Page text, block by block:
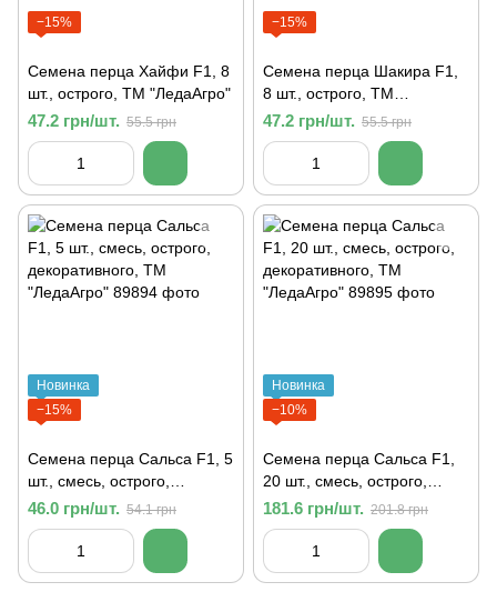
−15%
Семена перца Хайфи F1, 8
шт., острого, ТМ "ЛедаАгро"
47.2 грн/шт. 55.5 грн
−15%
Семена перца Шакира F1,
8 шт., острого, ТМ
"ЛедаАгро"
47.2 грн/шт. 55.5 грн
Новинка
−15%
Семена перца Сальса F1, 5
шт., смесь, острого,
декоративного, ТМ
"ЛедаАгро"
46.0 грн/шт. 54.1 грн
Новинка
−10%
Семена перца Сальса F1,
20 шт., смесь, острого,
декоративного, ТМ
"ЛедаАгро"
181.6 грн/шт. 201.8 грн